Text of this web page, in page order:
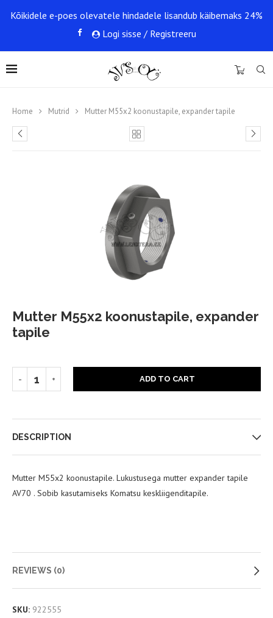
Kõikidele e-poes olevatele hindadele lisandub käibemaks 24%
Logi sisse / Registreeru
Home Mutrid Mutter M55x2 koonustapile, expander tapile
Mutter M55x2 koonustapile, expander
tapile
ADD TO CART
DESCRIPTION
Mutter M55x2 koonustapile. Lukustusega mutter expander tapile
AV70 . Sobib kasutamiseks Komatsu keskliigenditapile.
REVIEWS (0)
SKU: 922555